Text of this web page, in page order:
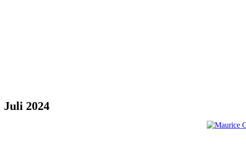
Juli 2024